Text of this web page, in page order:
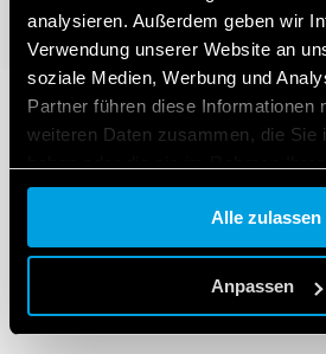
analysieren. Außerdem geben wir
Verwendung unserer Website an
soziale Medien, Werbung und
Partner führen diese Informationen
weiteren Daten zusammen, die Sie
gesammelt haben.
Cookie policy.
Alle zulassen
Anpassen